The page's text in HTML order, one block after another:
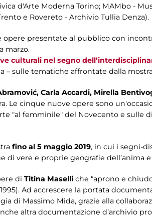
d'Arte Moderna Torino; MAMbo -
e Rovereto - Archivio Tullia Denza).
opere presentate al pubblico con
marzo.
culturali nel segno
– sulle tematiche affrontate dalla
Carla Accardi, Mirella
Le cinque nuove opere sono
"al femminile" del Novecento e sulle
fino al 5 maggio 2019, in cui i segni-
vere e proprie geografie dell’anima
di Titina Maselli che “aprono e
Ad accrescere la portata
di Massimo Mida, grazie alla
altra documentazione d’archivio